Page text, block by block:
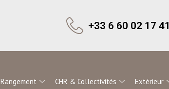
+33 6 60 02 17 41
Rangement CHR & Collectivités Extérieur